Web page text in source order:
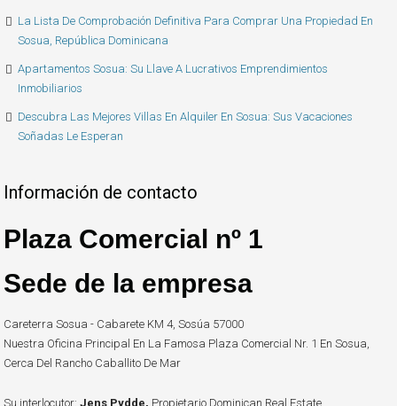
La Lista De Comprobación Definitiva Para Comprar Una Propiedad En
Sosua, República Dominicana
Apartamentos Sosua: Su Llave A Lucrativos Emprendimientos
Inmobiliarios
Descubra Las Mejores Villas En Alquiler En Sosua: Sus Vacaciones
Soñadas Le Esperan
Información de contacto
Plaza Comercial nº 1
Sede de la empresa
Careterra Sosua - Cabarete KM 4, Sosúa 57000
Nuestra Oficina Principal En La Famosa Plaza Comercial Nr. 1 En Sosua,
Cerca Del Rancho Caballito De Mar
Su interlocutor: Jens Pydde, Propietario Dominican Real Estate